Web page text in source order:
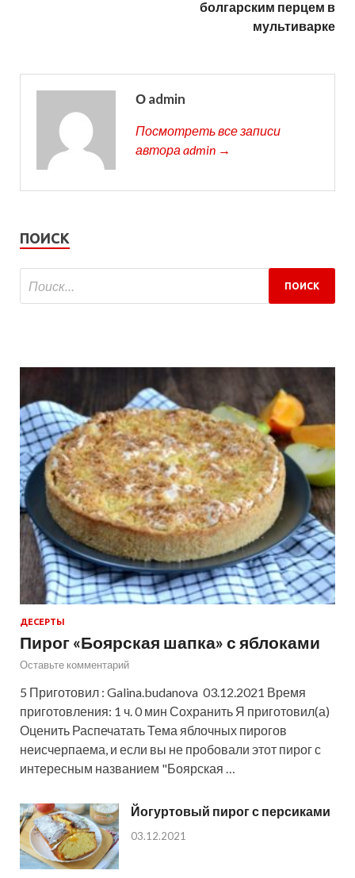
болгарским перцем в
мультиварке
О admin
Посмотреть все записи
автора admin →
ПОИСК
ДЕСЕРТЫ
Пирог «Боярская шапка» с яблоками
Оставьте комментарий
5 Приготовил : Galina.budanova 03.12.2021 Время
приготовления: 1 ч. 0 мин Сохранить Я приготовил(а)
Оценить Распечатать Тема яблочных пирогов
неисчерпаема, и если вы не пробовали этот пирог с
интересным названием "Боярская …
Йогуртовый пирог с персиками
03.12.2021